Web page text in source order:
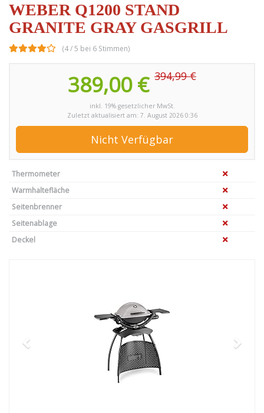
WEBER Q1200 STAND
GRANITE GRAY GASGRILL
(4 / 5 bei 6 Stimmen)
389,00 € 394,99 €
inkl. 19% gesetzlicher MwSt.
Zuletzt aktualisiert am: 7. August 2026 0:36
Nicht Verfügbar
Thermometer
Warmhaltefläche
Seitenbrenner
Seitenablage
Deckel